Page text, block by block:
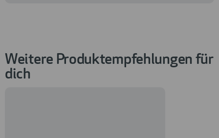
Weitere Produktempfehlungen für
dich